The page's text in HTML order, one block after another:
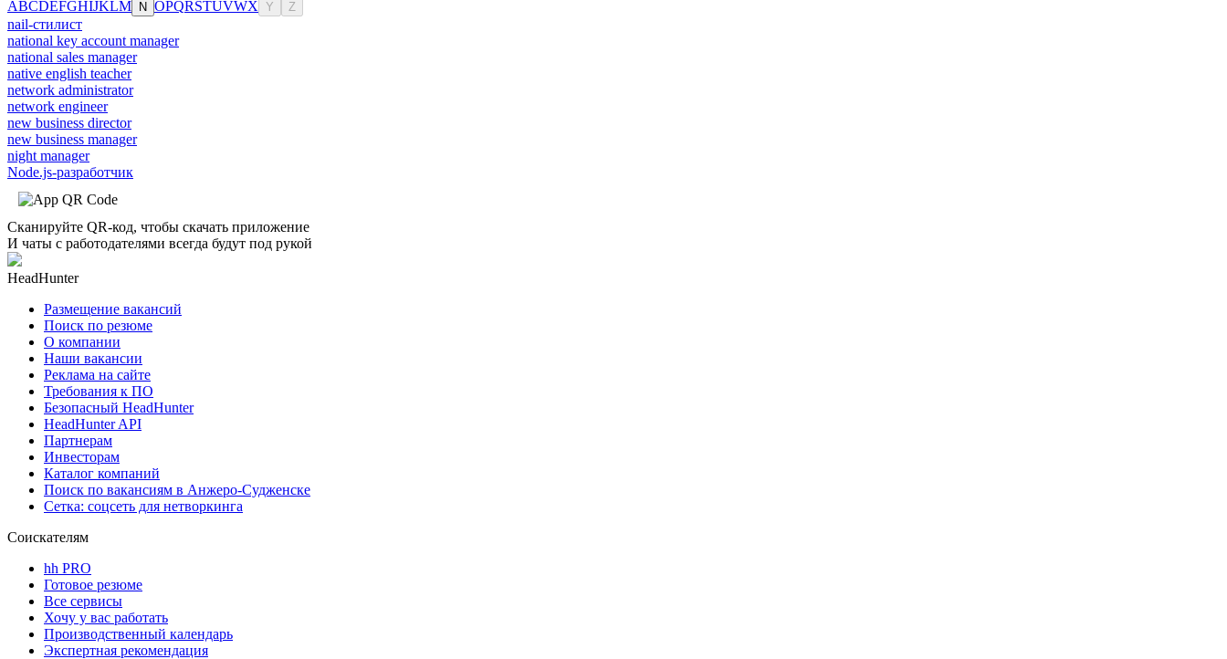
ABCDEFGHIJKLM N OPQRSTUVWX Y Z
nail-стилист
national key account manager
national sales manager
native english teacher
network administrator
network engineer
new business director
new business manager
night manager
Node.js-разработчик
Сканируйте QR-код, чтобы скачать приложение
И чаты с работодателями всегда будут под рукой
HeadHunter
Размещение вакансий
Поиск по резюме
О компании
Наши вакансии
Реклама на сайте
Требования к ПО
Безопасный HeadHunter
HeadHunter API
Партнерам
Инвесторам
Каталог компаний
Поиск по вакансиям в Анжеро-Судженске
Сетка: соцсеть для нетворкинга
Соискателям
hh PRO
Готовое резюме
Все сервисы
Хочу у вас работать
Производственный календарь
Экспертная рекомендация